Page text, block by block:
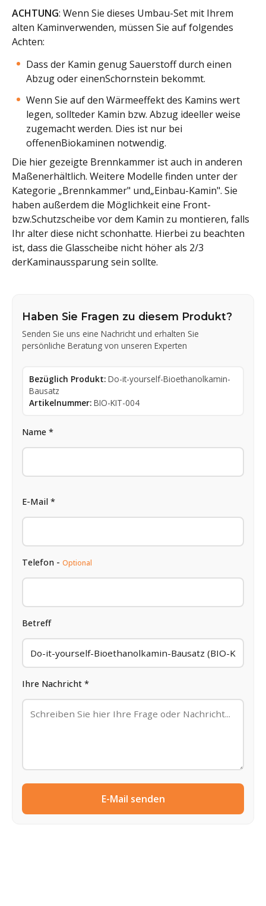
ACHTUNG: Wenn Sie dieses Umbau-Set mit Ihrem
alten Kaminverwenden, müssen Sie auf folgendes
Achten:
Dass der Kamin genug Sauerstoff durch einen
Abzug oder einenSchornstein bekommt.
Wenn Sie auf den Wärmeeffekt des Kamins wert
legen, sollteder Kamin bzw. Abzug ideeller weise
zugemacht werden. Dies ist nur bei
offenenBiokaminen notwendig.
Die hier gezeigte Brennkammer ist auch in anderen
Maßenerhältlich. Weitere Modelle finden unter der
Kategorie „Brennkammer" und„Einbau-Kamin". Sie
haben außerdem die Möglichkeit eine Front-
bzw.Schutzscheibe vor dem Kamin zu montieren, falls
Ihr alter diese nicht schonhatte. Hierbei zu beachten
ist, dass die Glasscheibe nicht höher als 2/3
derKaminaussparung sein sollte.
Haben Sie Fragen zu diesem Produkt?
Senden Sie uns eine Nachricht und erhalten Sie
persönliche Beratung von unseren Experten
Bezüglich Produkt: Do-it-yourself-Bioethanolkamin-
Bausatz
Artikelnummer: BIO-KIT-004
Name *
E-Mail *
Telefon - Optional
Betreff
Ihre Nachricht *
E-Mail senden